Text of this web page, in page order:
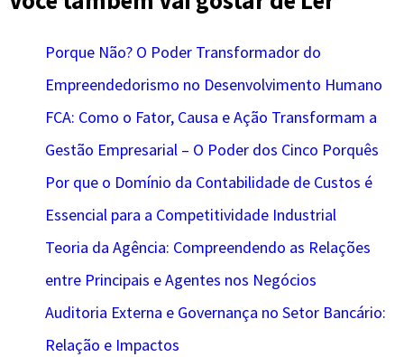
Porque Não? O Poder Transformador do
Empreendedorismo no Desenvolvimento Humano
FCA: Como o Fator, Causa e Ação Transformam a
Gestão Empresarial – O Poder dos Cinco Porquês
Por que o Domínio da Contabilidade de Custos é
Essencial para a Competitividade Industrial
Teoria da Agência: Compreendendo as Relações
entre Principais e Agentes nos Negócios
Auditoria Externa e Governança no Setor Bancário:
Relação e Impactos